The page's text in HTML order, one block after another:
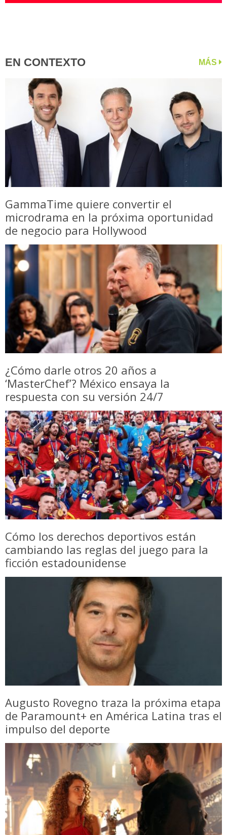
EN CONTEXTO MÁS
GammaTime quiere convertir el
microdrama en la próxima oportunidad
de negocio para Hollywood
¿Cómo darle otros 20 años a
‘MasterChef’? México ensaya la
respuesta con su versión 24/7
Cómo los derechos deportivos están
cambiando las reglas del juego para la
ficción estadounidense
Augusto Rovegno traza la próxima etapa
de Paramount+ en América Latina tras el
impulso del deporte